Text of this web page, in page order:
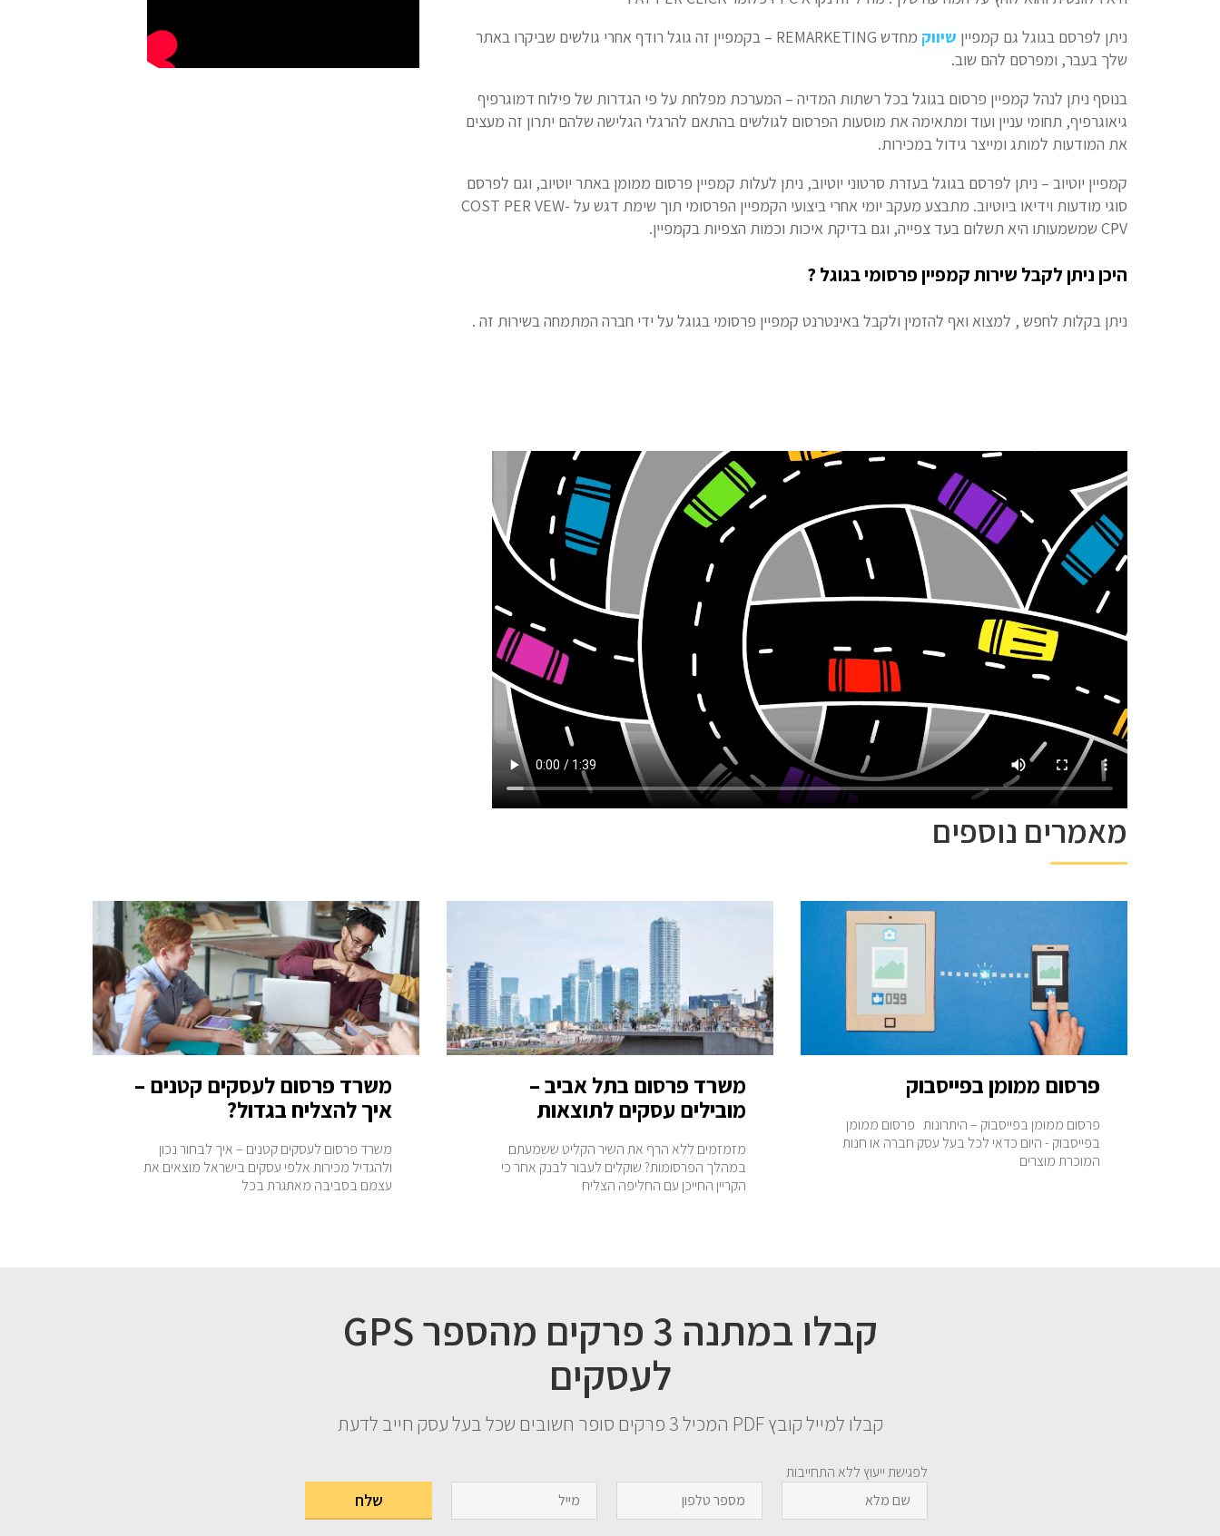
ניתן לפרסם בגוגל גם קמפיין שיווק
מחדש REMARKETING – בקמפיין זה גוגל רודף אחרי גולשים שביקרו באתר
שלך בעבר, ומפרסם להם שוב.
בנוסף ניתן לנהל קמפיין פרסום בגוגל בכל רשתות המדיה – המערכת מפלחת על פי הגדרות של פילוח דמוגרפיף
גיאוגרפיף, תחומי עניין ועוד ומתאימה את מוסעות הפרסום לגולשים בהתאם להרגלי הגלישה שלהם יתרון זה מעצים
את המודעות למותג ומייצר גידול במכירות.
קמפיין יוטיוב – ניתן לפרסם בגוגל בעזרת סרטוני יוטיוב, ניתן לעלות קמפיין פרסום ממומן באתר יוטיוב, וגם לפרסם
סוגי מודעות וידיאו ביוטיוב. מתבצע מעקב יומי אחרי ביצועי הקמפיין הפרסומי תוך שימת דגש על COST PER VEW-
CPV שמשמעותו היא תשלום בעד צפייה, וגם בדיקת איכות וכמות הצפיות בקמפיין.
היכן ניתן לקבל שירות קמפיין פרסומי בגוגל ?
ניתן בקלות לחפש , למצוא ואף להזמין ולקבל באינטרנט קמפיין פרסומי בגוגל על ידי חברה המתמחה בשירות זה .
מאמרים נוספים
משרד פרסום לעסקים קטנים –
איך להצליח בגדול?
משרד פרסום לעסקים קטנים – איך לבחור נכון
ולהגדיל מכירות אלפי עסקים בישראל מוצאים את
עצמם בסביבה מאתגרת בכל
משרד פרסום בתל אביב –
מובילים עסקים לתוצאות
מזמזמים ללא הרף את השיר הקליט ששמעתם
במהלך הפרסומות? שוקלים לעבור לבנק אחר כי
הקריין החייכן עם החליפה הצליח
פרסום ממומן בפייסבוק
פרסום ממומן בפייסבוק – היתרונות פרסום ממומן
בפייסבוק - היום כדאי לכל בעל עסק חברה או חנות
המוכרת מוצרים
קבלו במתנה 3 פרקים מהספר GPS
לעסקים
קבלו למייל קובץ PDF המכיל 3 פרקים סופר חשובים שכל בעל עסק חייב לדעת
לפגישת ייעוץ ללא התחייבות